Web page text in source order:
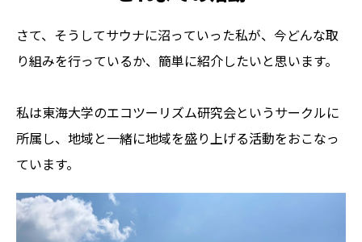
さて、そうしてサウナに沼っていった私が、今どんな取
り組みを行っているか、簡単に紹介したいと思います。
私は東海大学のエコツーリズム研究会というサークルに
所属し、地域と一緒に地域を盛り上げる活動をおこなっ
ています。